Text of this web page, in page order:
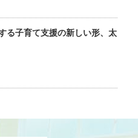
る子育て支援の新しい形、太